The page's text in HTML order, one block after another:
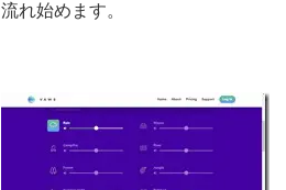
流れ始めます。